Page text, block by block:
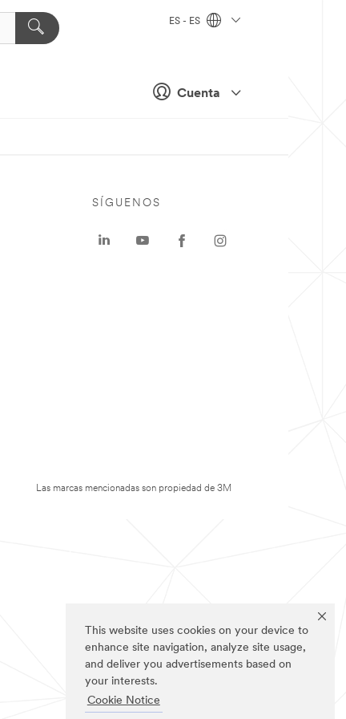
This website uses cookies on your device to
enhance site navigation, analyze site usage,
and deliver you advertisements based on
your interests.
Cookie Notice
Cuenta
ES - ES
SÍGUENOS
Las marcas mencionadas son propiedad de 3M